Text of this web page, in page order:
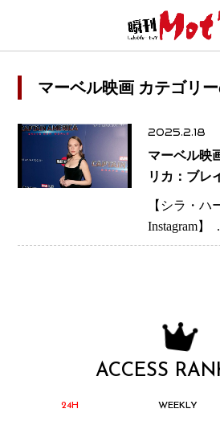
マーベル映画 カテゴリ
2025.2.18
マーベル映
リカ：ブレ
ド』 新ブ
シラ・ハー
【シラ・ハ
Instagram
ACCESS
24H WEEKLY